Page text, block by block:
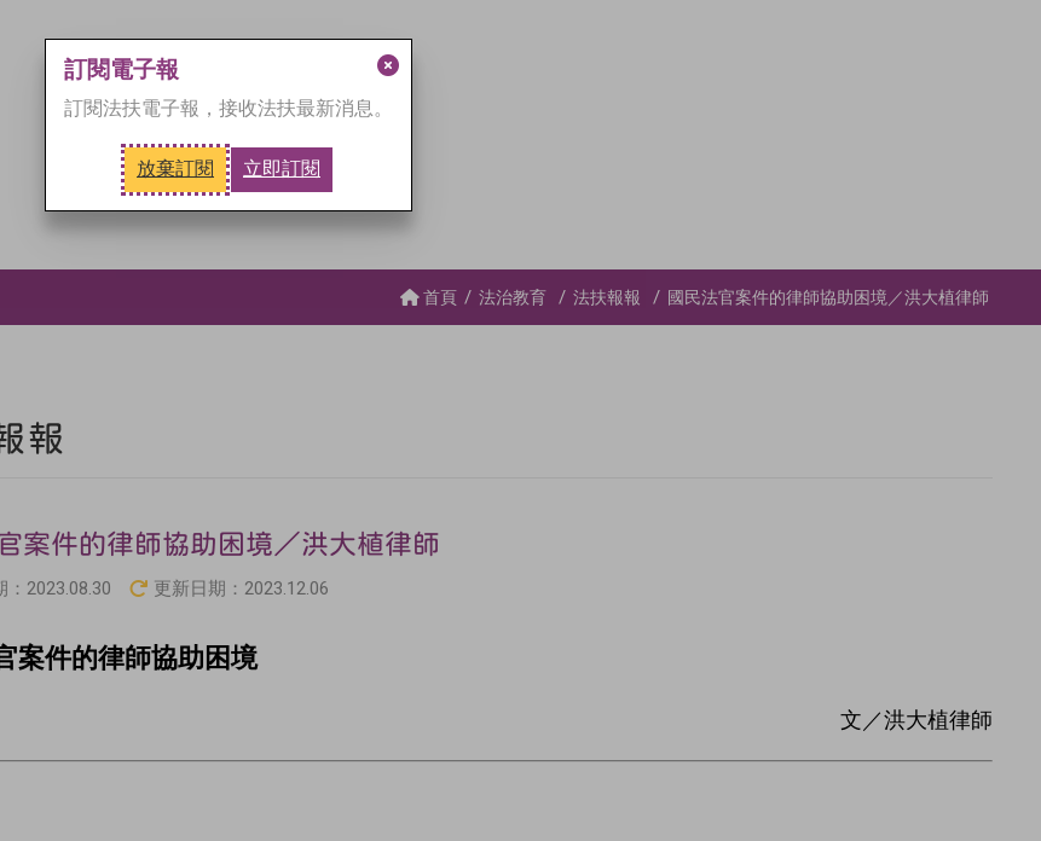
訂閱電子報
訂閱法扶電子報，接收法扶最新消息。
放棄訂閱 立即訂閱
閉
視
首頁 法治教育 法扶報報 國民法官案件的律師協助困境／洪大植律師
報
案件的律師協助困境／洪大植律師
2023.08.30 更新日期： 2023.12.06
案件的律師協助困境
文／洪大植律師